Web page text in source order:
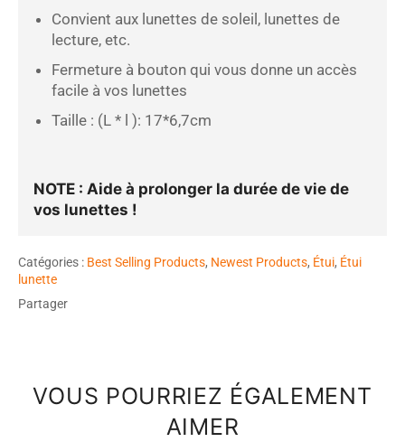
Convient aux lunettes de soleil, lunettes de
lecture, etc.
Fermeture à bouton qui vous donne un accès
facile à vos lunettes
Taille : (L * l ): 17*6,7cm
NOTE : Aide à prolonger la durée de vie de
vos lunettes !
Catégories : Best Selling Products, Newest Products, Étui, Étui
lunette
Partager
VOUS POURRIEZ ÉGALEMENT
AIMER